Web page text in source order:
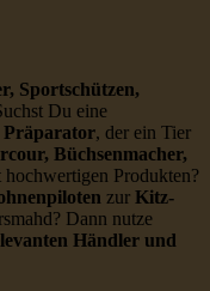
Sportschützen,
Du eine
Präparator, der ein Tier
Büchsenmacher,
hochwertigen Produkten?
zur Kitz-
Dann nutze
Händler und